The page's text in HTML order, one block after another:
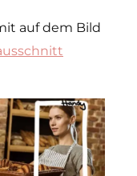
auf dem Bild